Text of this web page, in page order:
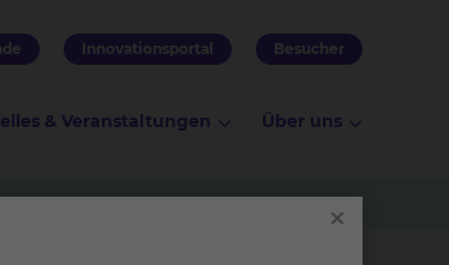
Innovationsportal Besucher
& Veranstaltungen Über uns